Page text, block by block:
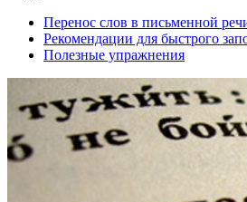
Перенос слов в письменной
Рекомендации для быстрого
Полезные упражнения